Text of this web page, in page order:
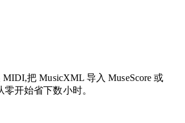
把 MusicXML 导入 MuseScore 或
零开始省下数小时。